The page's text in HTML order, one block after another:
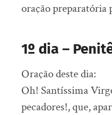
oração preparatória
1º dia –
Oração deste dia:
Oh! Santíssima
pecadores!, que,